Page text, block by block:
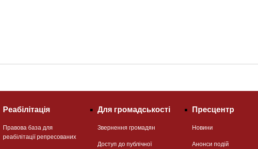
Реабілітація
Правова база для
реабілітації репресованих
Для громадськості
Звернення громадян
Доступ до публічної
Пресцентр
Новини
Анонси подій